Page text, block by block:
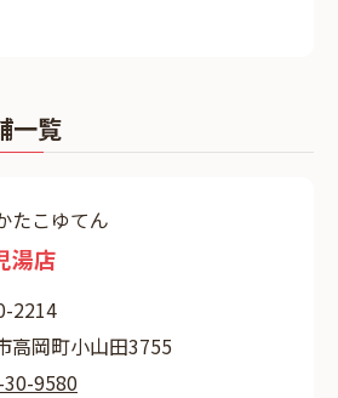
一覧
たこゆてん
湯店
2214
高岡町小山田3755
9580